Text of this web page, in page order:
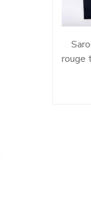
rouge